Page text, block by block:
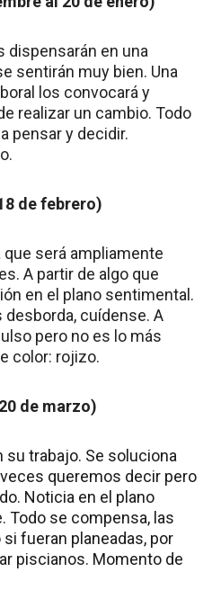
dispensarán en una
sentirán muy bien. Una
los convocará y
realizar un cambio. Todo
pensar y decidir.
de febrero)
será ampliamente
A partir de algo que
en el plano sentimental.
cuídense. A
pero no es lo más
color: rojizo.
de marzo)
trabajo. Se soluciona
queremos decir pero
Noticia en el plano
Todo se compensa, las
fueran planeadas, por
piscianos. Momento de